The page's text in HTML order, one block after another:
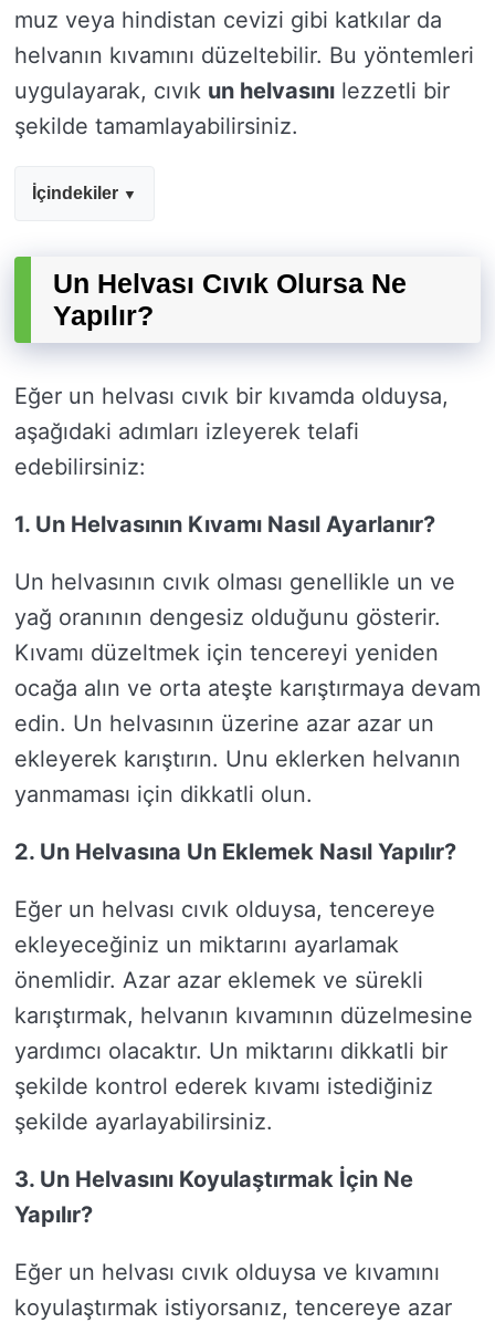
muz veya hindistan cevizi gibi katkılar da
helvanın kıvamını düzeltebilir. Bu yöntemleri
uygulayarak, cıvık un helvasını lezzetli bir
şekilde tamamlayabilirsiniz.
İçindekiler
Un Helvası Cıvık Olursa Ne
Yapılır?
Eğer un helvası cıvık bir kıvamda olduysa,
aşağıdaki adımları izleyerek telafi
edebilirsiniz:
1. Un Helvasının Kıvamı Nasıl Ayarlanır?
Un helvasının cıvık olması genellikle un ve
yağ oranının dengesiz olduğunu gösterir.
Kıvamı düzeltmek için tencereyi yeniden
ocağa alın ve orta ateşte karıştırmaya devam
edin. Un helvasının üzerine azar azar un
ekleyerek karıştırın. Unu eklerken helvanın
yanmaması için dikkatli olun.
2. Un Helvasına Un Eklemek Nasıl Yapılır?
Eğer un helvası cıvık olduysa, tencereye
ekleyeceğiniz un miktarını ayarlamak
önemlidir. Azar azar eklemek ve sürekli
karıştırmak, helvanın kıvamının düzelmesine
yardımcı olacaktır. Un miktarını dikkatli bir
şekilde kontrol ederek kıvamı istediğiniz
şekilde ayarlayabilirsiniz.
3. Un Helvasını Koyulaştırmak İçin Ne
Yapılır?
Eğer un helvası cıvık olduysa ve kıvamını
koyulaştırmak istiyorsanız, tencereye azar